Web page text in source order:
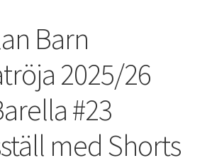
Barn
2025/26
#23
med Shorts